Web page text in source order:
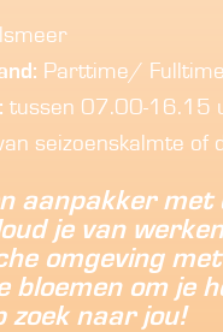
Parttime/ Fulltime
tussen 07.00-16.15
seizoenskalmte of
aanpakker met
je van
omgeving
bloemen om je
zoek naar jou!